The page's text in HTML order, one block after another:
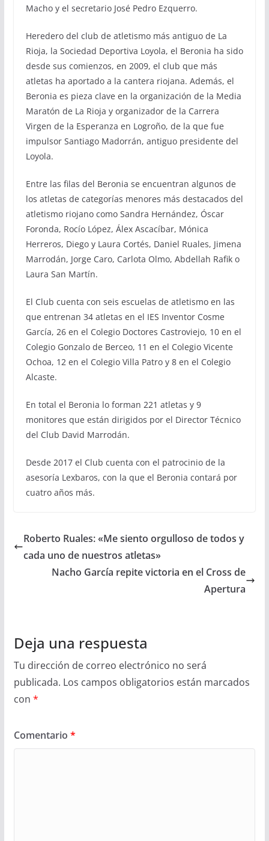
Macho y el secretario José Pedro Ezquerro.
Heredero del club de atletismo más antiguo de La
Rioja, la Sociedad Deportiva Loyola, el Beronia ha sido
desde sus comienzos, en 2009, el club que más
atletas ha aportado a la cantera riojana. Además, el
Beronia es pieza clave en la organización de la Media
Maratón de La Rioja y organizador de la Carrera
Virgen de la Esperanza en Logroño, de la que fue
impulsor Santiago Madorrán, antiguo presidente del
Loyola.
Entre las filas del Beronia se encuentran algunos de
los atletas de categorías menores más destacados del
atletismo riojano como Sandra Hernández, Óscar
Foronda, Rocío López, Álex Ascacíbar, Mónica
Herreros, Diego y Laura Cortés, Daniel Ruales, Jimena
Marrodán, Jorge Caro, Carlota Olmo, Abdellah Rafik o
Laura San Martín.
El Club cuenta con seis escuelas de atletismo en las
que entrenan 34 atletas en el IES Inventor Cosme
García, 26 en el Colegio Doctores Castroviejo, 10 en el
Colegio Gonzalo de Berceo, 11 en el Colegio Vicente
Ochoa, 12 en el Colegio Villa Patro y 8 en el Colegio
Alcaste.
En total el Beronia lo forman 221 atletas y 9
monitores que están dirigidos por el Director Técnico
del Club David Marrodán.
Desde 2017 el Club cuenta con el patrocinio de la
asesoría Lexbaros, con la que el Beronia contará por
cuatro años más.
Roberto Ruales: «Me siento orgulloso de todos y
cada uno de nuestros atletas»
Nacho García repite victoria en el Cross de
Apertura
Deja una respuesta
Tu dirección de correo electrónico no será
publicada. Los campos obligatorios están marcados
con *
Comentario *